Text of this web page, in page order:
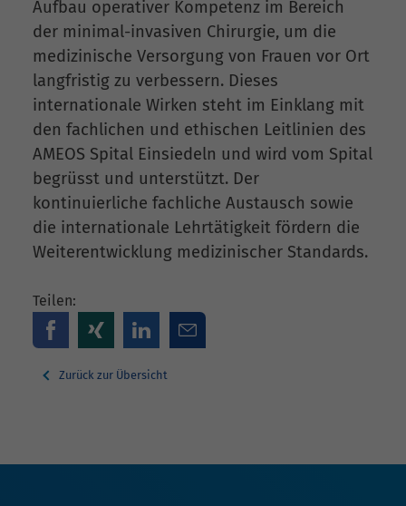
Aufbau operativer Kompetenz im Bereich
der minimal-invasiven Chirurgie, um die
medizinische Versorgung von Frauen vor Ort
langfristig zu verbessern. Dieses
internationale Wirken steht im Einklang mit
den fachlichen und ethischen Leitlinien des
AMEOS Spital Einsiedeln und wird vom Spital
begrüsst und unterstützt. Der
kontinuierliche fachliche Austausch sowie
die internationale Lehrtätigkeit fördern die
Weiterentwicklung medizinischer Standards.
Teilen:
Zurück zur Übersicht